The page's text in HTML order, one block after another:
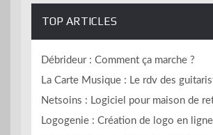
TOP ARTICLES
Débrideur : Comment ça marche ?
La Carte Musique : Le rdv des
Netsoins : Logiciel pour maison de
Logogenie : Création de logo en ligne